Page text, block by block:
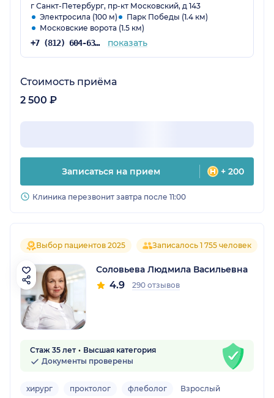
г Санкт-Петербург, пр-кт Московский, д 143
Электросила (100 м)
Парк Победы (1.4 км)
Московские ворота (1.5 км)
+7 (812) 604-63-57 показать
Стоимость приёма
2 500 ₽
Записаться на прием + 200
Клиника перезвонит завтра после 11:00
Выбор пациентов 2025 Записалось 1 755 человек
Соловьева Людмила Васильевна
4.9 290 отзывов
Стаж 35 лет
Высшая категория
Документы проверены
хирург проктолог флеболог Взрослый